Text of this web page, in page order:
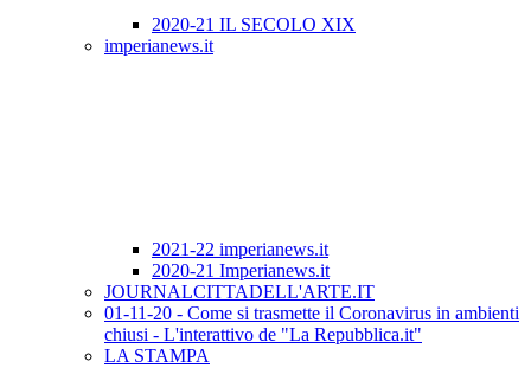
2020-21 IL SECOLO XIX
imperianews.it
2021-22 imperianews.it
2020-21 Imperianews.it
JOURNALCITTADELL'ARTE.IT
01-11-20 - Come si trasmette il Coronavirus in ambienti
chiusi - L'interattivo de "La Repubblica.it"
LA STAMPA